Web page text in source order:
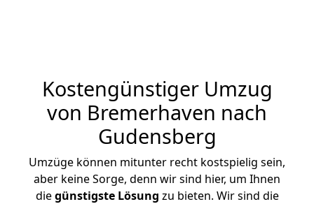
Kostengünstiger Umzug
von Bremerhaven nach
Gudensberg
Umzüge können mitunter recht kostspielig sein,
aber keine Sorge, denn wir sind hier, um Ihnen
diegünstigste Lösung zu bieten. Wir sind die